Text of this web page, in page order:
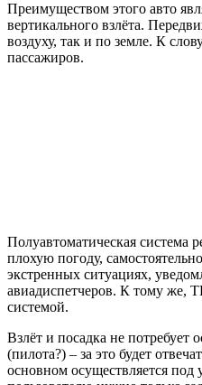
Преимуществом этого авто
вертикального взлёта.
воздуху, так и по земле. К
пассажиров.
Полуавтоматическая система
плохую погоду,
экстренных ситуациях,
авиадиспетчеров. К тому же,
системой.
Взлёт и посадка не потребует
(пилота?) – за это будет
основном осуществляется под